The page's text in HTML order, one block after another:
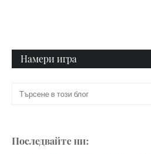
Намери игра
Последвайте ни: